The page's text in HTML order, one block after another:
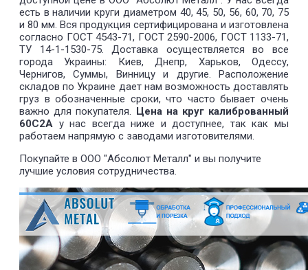
есть в наличии круги диаметром 40, 45, 50, 56, 60, 70, 75
и 80 мм. Вся продукция сертифицирована и изготовлена
согласно ГОСТ 4543-71, ГОСТ 2590-2006, ГОСТ 1133-71,
ТУ 14-1-1530-75. Доставка осуществляется во все
города Украины: Киев, Днепр, Харьков, Одессу,
Чернигов, Суммы, Винницу и другие. Расположение
складов по Украине дает нам возможность доставлять
груз в обозначенные сроки, что часто бывает очень
важно для покупателя.
Цена на круг калиброванный
60C2А у нас всегда ниже и доступнее, так как мы
работаем напрямую с заводами изготовителями.
Покупайте в ООО "Абсолют Металл" и вы получите
лучшие условия сотрудничества.